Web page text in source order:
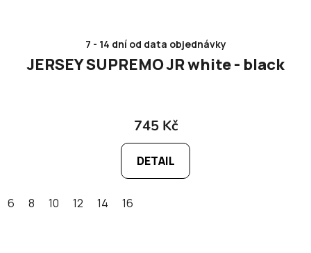
7 - 14 dní od data objednávky
JERSEY SUPREMO JR white - black
745 Kč
DETAIL
6 8 10 12 14 16